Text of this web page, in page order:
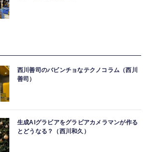
西川善司のバビンチョなテクノコラム（西川
善司）
生成AIグラビアをグラビアカメラマンが作る
とどうなる？（西川和久）